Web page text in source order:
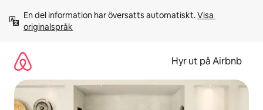
innehåll
En del information har översatts automatiskt. Visa
originalspråk
Hyr ut på Airbnb